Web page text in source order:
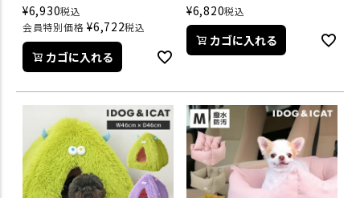
¥6,930税込
会員特別価格 ¥6,722税込
カゴに入れる
¥6,820税込
カゴに入れる